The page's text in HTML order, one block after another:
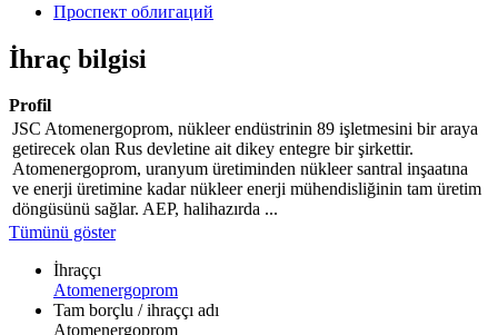
Проспект облигаций
İhraç bilgisi
Profil
JSC Atomenergoprom, nükleer endüstrinin 89 işletmesini bir araya
getirecek olan Rus devletine ait dikey entegre bir şirkettir.
Atomenergoprom, uranyum üretiminden nükleer santral inşaatına
ve enerji üretimine kadar nükleer enerji mühendisliğinin tam üretim
döngüsünü sağlar. AEP, halihazırda ...
Tümünü göster
İhraççı
Atomenergoprom
Tam borçlu / ihraççı adı
Atomenergoprom